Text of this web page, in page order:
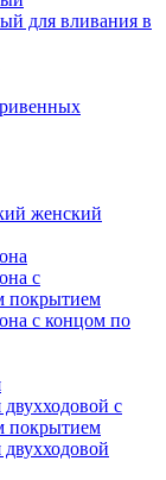
для вливания в
женский
с
покрытием
с концом по
с
покрытием